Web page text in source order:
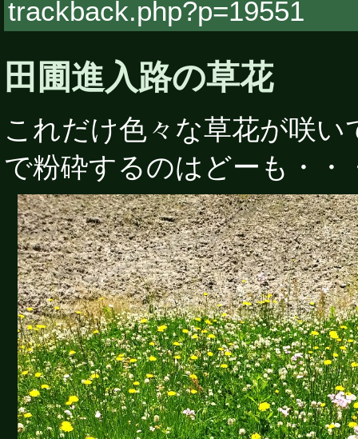
trackback.php?p=19551
田圃進入路の草花
これだけ色々な草花が咲
で粉砕するのはどーも・・